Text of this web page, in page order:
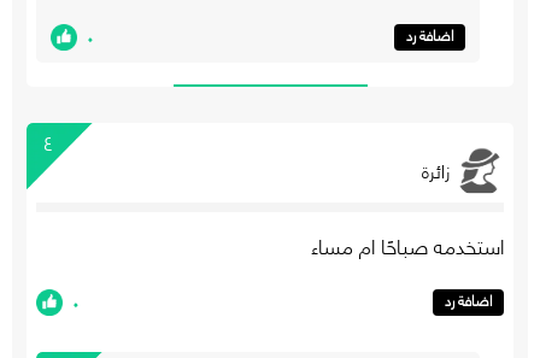
اضافة رد ٠
٤
زائرة
استخدمه صباحًا ام مساء
اضافة رد ٠